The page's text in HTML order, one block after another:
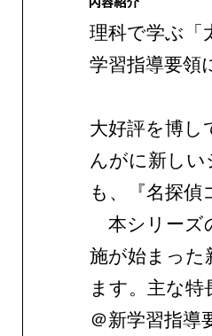
理科で学ぶ「
学習指導要領
大好評を博し
んがに新し
も、『名探
本シリーズ
施が始まった
ます。主な特
＠新学習指導